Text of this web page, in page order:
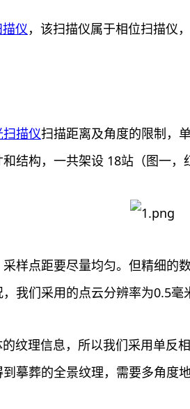
仪，该扫描仪属于相位扫描仪
描仪扫描距离及角度的限制，
结构，一共架设 18站（图一，
样点距要尽量均匀。但精细
我们采用的点云分辨率为0.5毫
纹理信息，所以我们采用单
摹葬的全景纹理，需要多角